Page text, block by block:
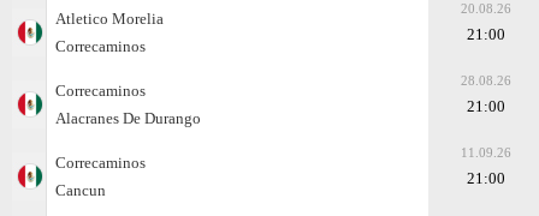
Atletico Morelia
Correcaminos
20.08.26
21:00
Correcaminos
Alacranes De Durango
28.08.26
21:00
Correcaminos
Cancun
11.09.26
21:00